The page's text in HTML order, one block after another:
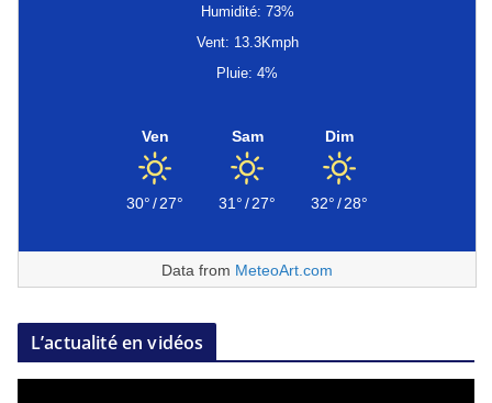
Humidité: 73%
Vent: 13.3Kmph
Pluie: 4%
Ven
30°/27°
Sam
31°/27°
Dim
32°/28°
Data from MeteoArt.com
L’actualité en vidéos